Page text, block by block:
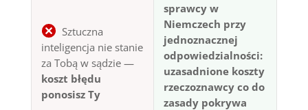
Sztuczna
inteligencja nie stanie
za Tobą w sądzie —
koszt błędu
ponosisz Ty
sprawcy w
Niemczech przy
jednoznacznej
odpowiedzialności:
uzasadnione koszty
rzeczoznawcy co do
zasady pokrywa